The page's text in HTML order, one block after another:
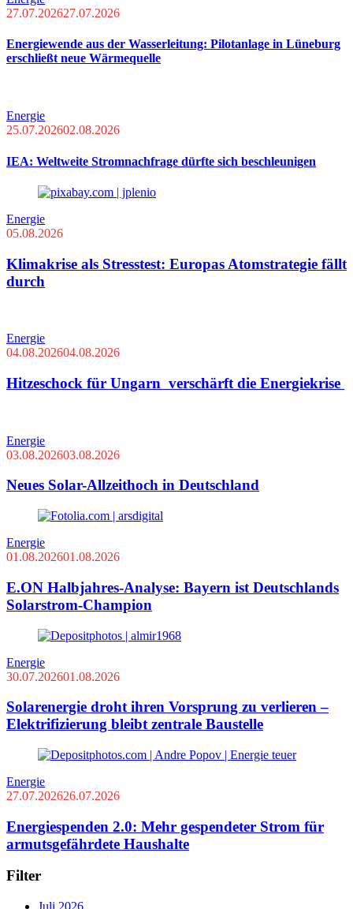
27.07.202627.07.2026
Energiewende aus der Wasserleitung: Pilotanlage in Lüneburg
erschließt neue Wärmequelle
Energie
25.07.202602.08.2026
IEA: Weltweite Stromnachfrage dürfte sich beschleunigen
Energie
05.08.2026
Klimakrise als Stresstest: Europas Atomstrategie fällt
durch
Energie
04.08.202604.08.2026
Hitzeschock für Ungarn verschärft die Energiekrise
Energie
03.08.202603.08.2026
Neues Solar-Allzeithoch in Deutschland
Energie
01.08.202601.08.2026
E.ON Halbjahres-Analyse: Bayern ist Deutschlands
Solarstrom-Champion
Energie
30.07.202601.08.2026
Solarenergie droht ihren Vorsprung zu verlieren –
Elektrifizierung bleibt zentrale Baustelle
Energie
27.07.202626.07.2026
Energiespenden 2.0: Mehr gespendeter Strom für
armutsgefährdete Haushalte
Filter